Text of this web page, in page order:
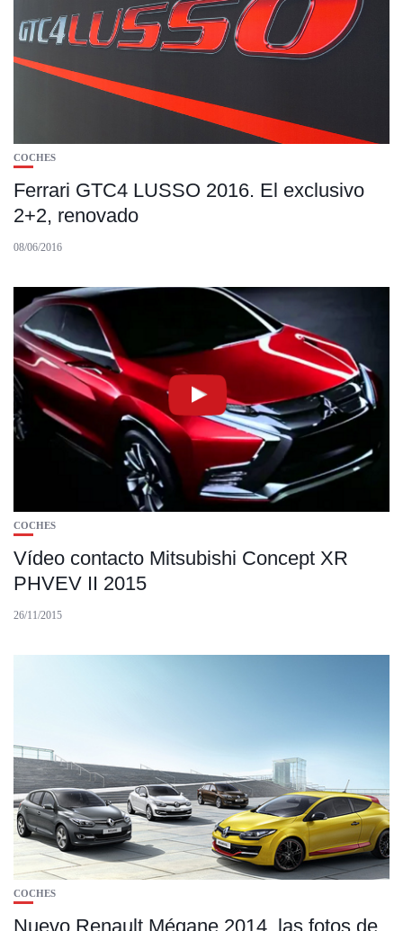
COCHES
Ferrari GTC4 LUSSO 2016. El exclusivo
2+2, renovado
08/06/2016
COCHES
Vídeo contacto Mitsubishi Concept XR
PHVEV II 2015
26/11/2015
COCHES
Nuevo Renault Mégane 2014, las fotos de